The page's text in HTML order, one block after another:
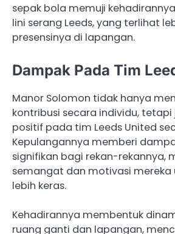
sepak bola memuji
lini serang Leeds, yang terlihat
presensinya di lapangan.
Dampak Pada Tim
Manor Solomon tidak hanya
kontribusi secara individu,
positif pada tim Leeds United
Kepulangannya memberi
signifikan bagi rekan-rekannya,
semangat dan motivasi mereka
lebih keras.
Kehadirannya membentuk
ruang ganti dan lapangan,